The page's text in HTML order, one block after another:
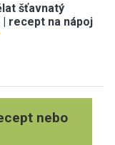
šťavnatý
| recept na nápoj
nebo